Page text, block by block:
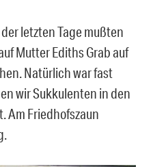
letzten Tage mußten
Mutter Ediths Grab auf
Natürlich war fast
wir Sukkulenten in den
Am Friedhofszaun